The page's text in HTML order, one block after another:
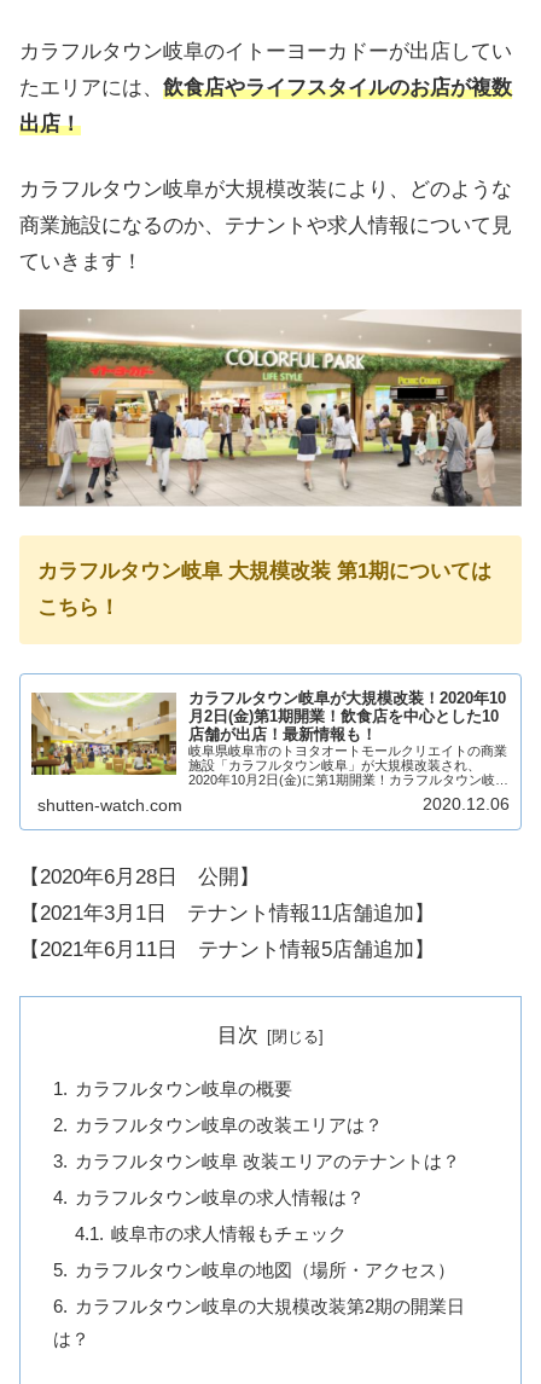
カラフルタウン岐阜のイトーヨーカドーが出店してい
たエリアには、 飲食店やライフスタイルのお店が複数
出店！
カラフルタウン岐阜が大規模改装により、どのような
商業施設になるのか、テナントや求人情報について見
ていきます！
カラフルタウン岐阜 大規模改装 第1期については
こちら！
カラフルタウン岐阜が大規模改装！2020年10
月2日(金)第1期開業！飲食店を中心とした10
店舗が出店！最新情報も！
岐阜県岐阜市のトヨタオートモールクリエイトの商業
施設「カラフルタウン岐阜」が大規模改装され、
2020年10月2日(金)に第1期開業！カラフルタウン岐阜
店やライフスタイルのお店が出店！カラフルタ...
shutten-watch.com 2020.12.06
【2020年6月28日 公開】
【2021年3月1日 テナント情報11店舗追加】
【2021年6月11日 テナント情報5店舗追加】
目次
カラフルタウン岐阜の概要
カラフルタウン岐阜の改装エリアは？
カラフルタウン岐阜 改装エリアのテナントは？
カラフルタウン岐阜の求人情報は？
岐阜市の求人情報もチェック
カラフルタウン岐阜の地図（場所・アクセス）
カラフルタウン岐阜の大規模改装第2期の開業日
は？